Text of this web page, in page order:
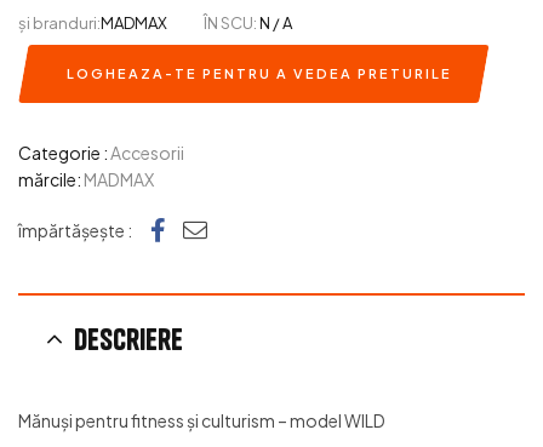
și branduri:MADMAX ÎN SCU:N / A
LOGHEAZA-TE PENTRU A VEDEA PRETURILE
Categorie :Accesorii
mărcile: MADMAX
împărtășește : Facebook
e-mail
Descriere
Mănuși pentru fitness și culturism – model WILD